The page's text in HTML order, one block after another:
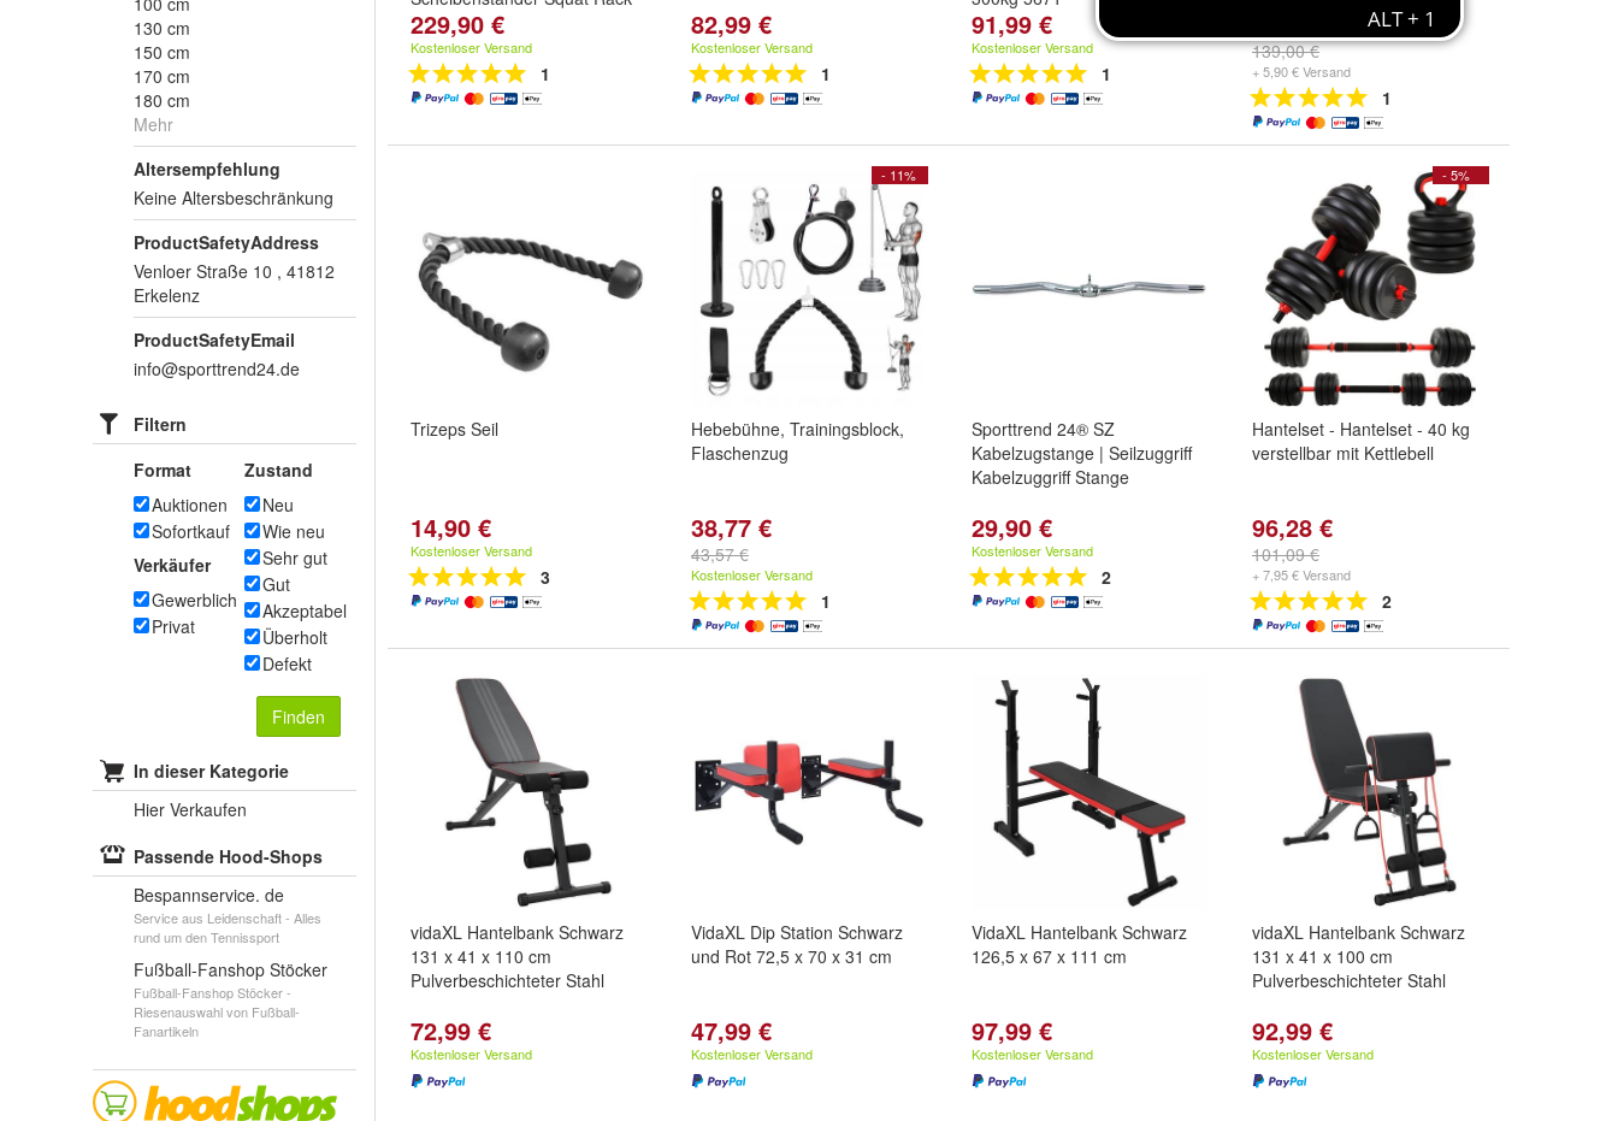
130 cm
150 cm
170 cm
180 cm
Mehr
Altersempfehlung
Keine Altersbeschränkung
ProductSafetyAddress
Venloer Straße 10 , 41812
Erkelenz
ProductSafetyEmail
info@sporttrend24.de
Filtern
Format
Auktionen
Sofortkauf
Verkäufer
Gewerblich
Privat
Zustand
Neu
Wie neu
Sehr gut
Gut
Akzeptabel
Überholt
Defekt
Finden
In dieser Kategorie
Hier Verkaufen
Passende Hood-Shops
Bespannservice. de
Service aus Leidenschaft - Alles
rund um den Tennissport
Fußball-Fanshop Stöcker
Fußball-Fanshop Stöcker -
Riesenauswahl von Fußball-
Fanartikeln
bis
229,90 €
Kostenloser Versand
1
82,99 €
Kostenloser Versand
1
91,99 €
Kostenloser Versand
1
139,00 €
+ 5,90 € Versand
1
Trizeps Seil
14,90 €
Kostenloser Versand
3
- 11%
Hebebühne, Trainingsblock,
Flaschenzug
38,77 €
43,57 €
Kostenloser Versand
1
Sporttrend 24® SZ
Kabelzugstange | Seilzuggriff
Kabelzuggriff Stange
29,90 €
Kostenloser Versand
2
- 5%
Hantelset - Hantelset - 40 kg
verstellbar mit Kettlebell
96,28 €
101,09 €
+ 7,95 € Versand
2
vidaXL Hantelbank Schwarz
131 x 41 x 110 cm
Pulverbeschichteter Stahl
72,99 €
Kostenloser Versand
VidaXL Dip Station Schwarz
und Rot 72,5 x 70 x 31 cm
47,99 €
Kostenloser Versand
VidaXL Hantelbank Schwarz
126,5 x 67 x 111 cm
97,99 €
Kostenloser Versand
vidaXL Hantelbank Schwarz
131 x 41 x 100 cm
Pulverbeschichteter Stahl
92,99 €
Kostenloser Versand